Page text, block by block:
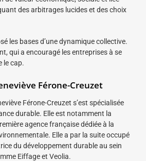
des arbitrages lucides et des choix
les bases d’une dynamique collective.
qui a encouragé les entreprises à se
le cap.
Férone-Creuzet
Férone-Creuzet s’est spécialisée
durable. Elle est notamment la
agence française dédiée à la
Elle a par la suite occupé
du développement durable au sein
Eiffage et Veolia.